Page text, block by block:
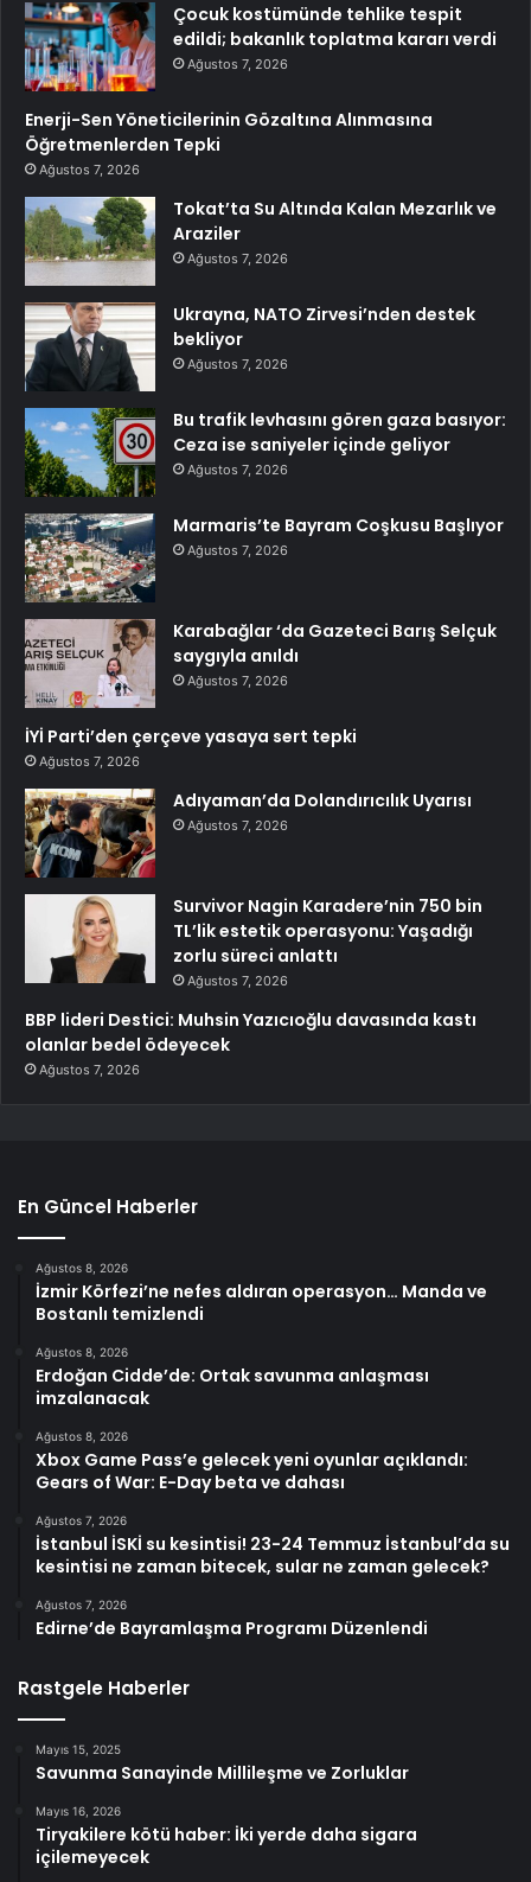
Çocuk kostümünde tehlike tespit
edildi; bakanlık toplatma kararı verdi
Ağustos 7, 2026
Enerji-Sen Yöneticilerinin Gözaltına Alınmasına
Öğretmenlerden Tepki
Ağustos 7, 2026
Tokat’ta Su Altında Kalan Mezarlık ve
Araziler
Ağustos 7, 2026
Ukrayna, NATO Zirvesi’nden destek
bekliyor
Ağustos 7, 2026
Bu trafik levhasını gören gaza basıyor:
Ceza ise saniyeler içinde geliyor
Ağustos 7, 2026
Marmaris’te Bayram Coşkusu Başlıyor
Ağustos 7, 2026
Karabağlar ‘da Gazeteci Barış Selçuk
saygıyla anıldı
Ağustos 7, 2026
İYİ Parti’den çerçeve yasaya sert tepki
Ağustos 7, 2026
Adıyaman’da Dolandırıcılık Uyarısı
Ağustos 7, 2026
Survivor Nagin Karadere’nin 750 bin
TL’lik estetik operasyonu: Yaşadığı
zorlu süreci anlattı
Ağustos 7, 2026
BBP lideri Destici: Muhsin Yazıcıoğlu davasında kastı
olanlar bedel ödeyecek
Ağustos 7, 2026
En Güncel Haberler
Ağustos 8, 2026
İzmir Körfezi’ne nefes aldıran operasyon… Manda ve
Bostanlı temizlendi
Ağustos 8, 2026
Erdoğan Cidde’de: Ortak savunma anlaşması
imzalanacak
Ağustos 8, 2026
Xbox Game Pass’e gelecek yeni oyunlar açıklandı:
Gears of War: E-Day beta ve dahası
Ağustos 7, 2026
İstanbul İSKİ su kesintisi! 23-24 Temmuz İstanbul’da su
kesintisi ne zaman bitecek, sular ne zaman gelecek?
Ağustos 7, 2026
Edirne’de Bayramlaşma Programı Düzenlendi
Rastgele Haberler
Mayıs 15, 2025
Savunma Sanayinde Millileşme ve Zorluklar
Mayıs 16, 2026
Tiryakilere kötü haber: İki yerde daha sigara
içilemeyecek